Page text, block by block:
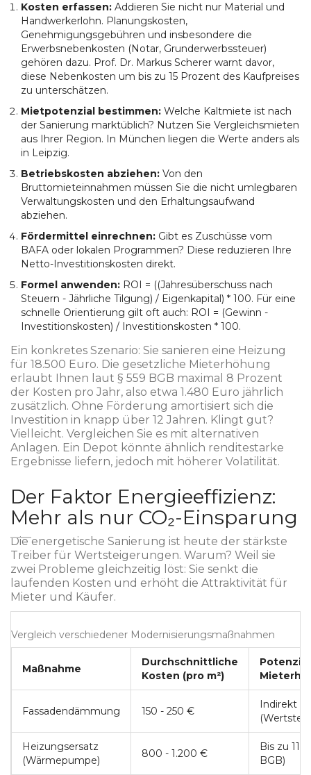
Kosten erfassen: Addieren Sie nicht nur Material und
Handwerkerlohn. Planungskosten,
Genehmigungsgebühren und insbesondere die
Erwerbsnebenkosten (Notar, Grunderwerbssteuer)
gehören dazu. Prof. Dr. Markus Scherer warnt davor,
diese Nebenkosten um bis zu 15 Prozent des Kaufpreises
zu unterschätzen.
Mietpotenzial bestimmen: Welche Kaltmiete ist nach
der Sanierung marktüblich? Nutzen Sie Vergleichsmieten
aus Ihrer Region. In München liegen die Werte anders als
in Leipzig.
Betriebskosten abziehen: Von den
Bruttomieteinnahmen müssen Sie die nicht umlegbaren
Verwaltungskosten und den Erhaltungsaufwand
abziehen.
Fördermittel einrechnen: Gibt es Zuschüsse vom
BAFA oder lokalen Programmen? Diese reduzieren Ihre
Netto-Investitionskosten direkt.
Formel anwenden: ROI = ((Jahresüberschuss nach
Steuern - Jährliche Tilgung) / Eigenkapital) * 100. Für eine
schnelle Orientierung gilt oft auch: ROI = (Gewinn -
Investitionskosten) / Investitionskosten * 100.
Ein konkretes Szenario: Sie sanieren eine Heizung
für 18.500 Euro. Die gesetzliche Mieterhöhung
erlaubt Ihnen laut § 559 BGB maximal 8 Prozent
der Kosten pro Jahr, also etwa 1.480 Euro jährlich
zusätzlich. Ohne Förderung amortisiert sich die
Investition in knapp über 12 Jahren. Klingt gut?
Vielleicht. Vergleichen Sie es mit alternativen
Anlagen. Ein Depot könnte ähnlich renditestarke
Ergebnisse liefern, jedoch mit höherer Volatilität.
Der Faktor Energieeffizienz:
Mehr als nur CO₂-Einsparung
Die energetische Sanierung ist heute der stärkste
Treiber für Wertsteigerungen. Warum? Weil sie
zwei Probleme gleichzeitig löst: Sie senkt die
laufenden Kosten und erhöht die Attraktivität für
Mieter und Käufer.
Vergleich verschiedener Modernisierungsmaßnahmen
Maßnahme
Durchschnittliche
Kosten (pro m²)
Fassadendämmung 150 - 250 €
Indirekt
Heizungsersatz
(Wärmepumpe)
800 - 1.200 €
Bis zu 11
BGB)